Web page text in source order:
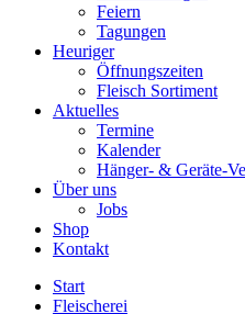
Feiern
Tagungen
Heuriger
Öffnungszeiten
Fleisch Sortiment
Aktuelles
Termine
Kalender
Hänger- & Geräte-
Über uns
Jobs
Shop
Kontakt
Start
Fleischerei